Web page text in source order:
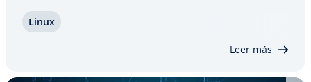
con una única línea de código con el comando SED
Linux
Leer más